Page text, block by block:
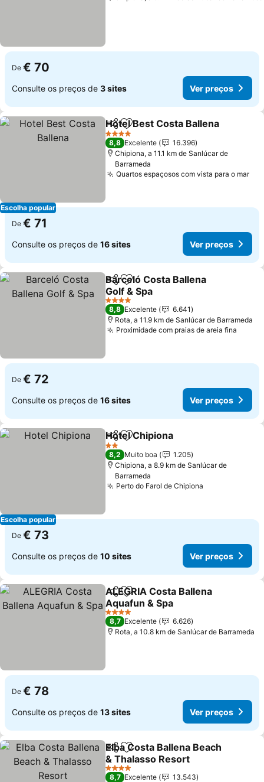
De € 70
Consulte os preços de 3 sites Ver preços
Escolha popular
PartilharAdicionar aos favoritos
Hotel Best Costa Ballena
4 Estrelas
8,8 Excelente
16.396
Chipiona, a 11.1 km de Sanlúcar de
Barrameda
Quartos espaçosos com vista para o mar
De € 71
Consulte os preços de 16 sites Ver preços
PartilharAdicionar aos favoritos
Barceló Costa Ballena
Golf & Spa
Ver preços
4 Estrelas
8,8 Excelente
6.641
Rota, a 11.9 km de Sanlúcar de Barrameda
Proximidade com praias de areia fina
De € 72
Consulte os preços de 16 sites Ver preços
Escolha popular
PartilharAdicionar aos favoritos
Hotel Chipiona
2 Estrelas
8,2 Muito boa
1.205
Chipiona, a 8.9 km de Sanlúcar de
Barrameda
Perto do Farol de Chipiona
De € 73
Consulte os preços de 10 sites Ver preços
PartilharAdicionar aos favoritos
ALEGRIA Costa Ballena
Aquafun & Spa
Ver preços
4 Estrelas
8,7 Excelente
6.626
Rota, a 10.8 km de Sanlúcar de Barrameda
De € 78
Consulte os preços de 13 sites Ver preços
PartilharAdicionar aos favoritos
Elba Costa Ballena Beach
& Thalasso Resort
Ver preços
4 Estrelas
8,7 Excelente
13.543